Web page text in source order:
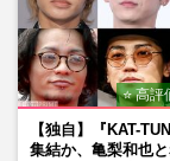
⭐ 高
【独自】『KAT-
集結か、亀梨和也